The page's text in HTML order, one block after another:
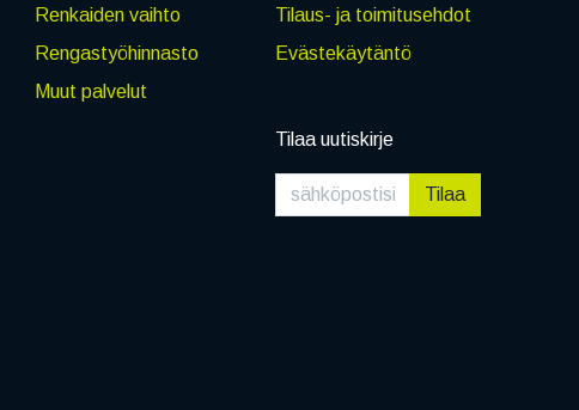
Renkaiden vaihto
Rengastyöhinnasto
Muut palvelut
Tilaus- ja toimitusehdot
Evästekäytäntö
Tilaa uutiskirje
Tilaa